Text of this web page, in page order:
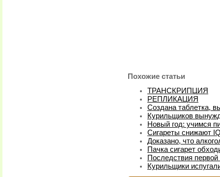
Похожие статьи
ТРАНСКРИПЦИЯ
РЕПЛИКАЦИЯ
Создана таблетка,
Курильщиков
Новый год: учимся
Сигареты снижают
Доказано, что
Пачка сигарет
Последствия первой
Курильщики